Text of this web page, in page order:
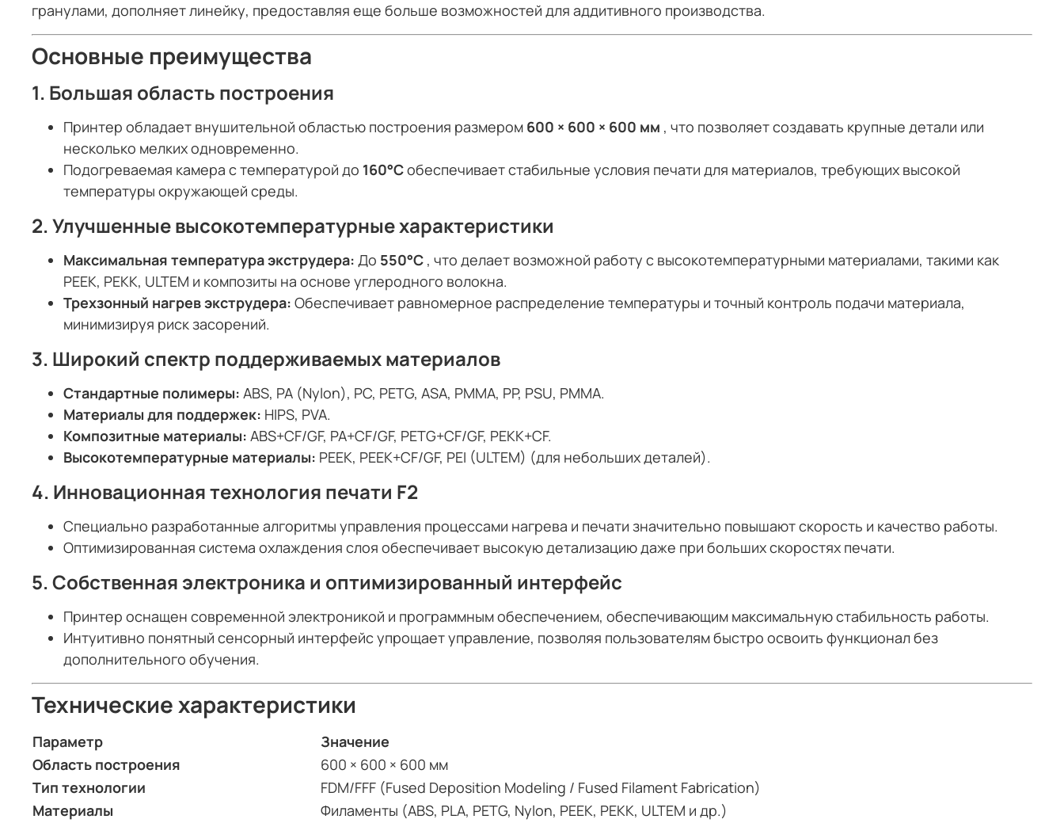
гранулами, дополняет линейку, предоставляя еще больше возможностей для аддитивного производства.
Основные преимущества
1. Большая область построения
Принтер обладает внушительной областью построения размером 600 × 600 × 600 мм , что позволяет создавать крупные детали или
несколько мелких одновременно.
Подогреваемая камера с температурой до 160°Cобеспечивает стабильные условия печати для материалов, требующих высокой
температуры окружающей среды.
2.Улучшенные высокотемпературные характеристики
Максимальная температура экструдера: До 550°C , что делает возможной работу с высокотемпературными материалами, такими как
PEEK, PEKK, ULTEM и композиты на основе углеродного волокна.
Трехзонный нагрев экструдера: Обеспечивает равномерное распределение температуры и точный контроль подачи материала,
минимизируя риск засорений.
3. Широкий спектр поддерживаемых материалов
Стандартные полимеры: ABS, PA (Nylon), PC, PETG, ASA, PMMA, PP, PSU, PMMA.
Материалы для поддержек: HIPS, PVA.
Композитные материалы: ABS+CF/GF, PA+CF/GF, PETG+CF/GF, PEKK+CF.
Высокотемпературные материалы: PEEK, PEEK+CF/GF, PEI (ULTEM) (для небольших деталей).
4. Инновационная технология печати F2
Специально разработанные алгоритмы управления процессами нагрева и печати значительно повышают скорость и качество работы.
Оптимизированная система охлаждения слоя обеспечивает высокую детализацию даже при больших скоростях печати.
5.Собственная электроника и оптимизированный интерфейс
Принтер оснащен современной электроникой и программным обеспечением, обеспечивающим максимальную стабильность работы.
Интуитивно понятный сенсорный интерфейс упрощает управление, позволяя пользователям быстро освоить функционал без
дополнительного обучения.
Технические характеристики
Параметр
Значение
Область построения
600 × 600 × 600 мм
Тип технологии
FDM/FFF (Fused Deposition Modeling / Fused Filament Fabrication)
Материалы
Филаменты (ABS, PLA, PETG, Nylon, PEEK, PEKK, ULTEM и др.)